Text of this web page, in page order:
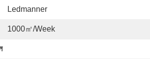
Ledmanner
1000㎡/week